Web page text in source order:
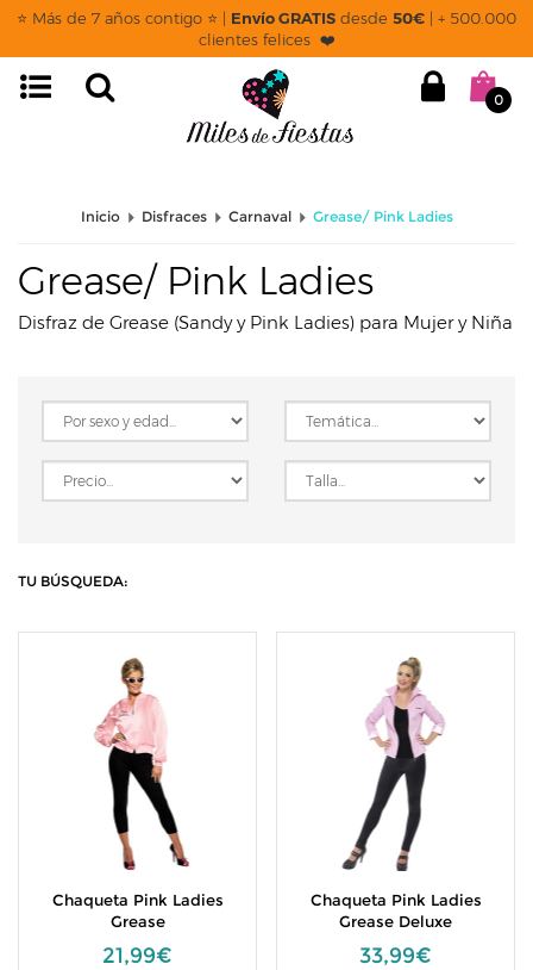
⭐ Más de 7 años contigo ⭐ | Envío GRATIS desde 50€ | + 500.000
clientes felices ❤️
0
page: listado
Inicio Disfraces Carnaval Grease/ Pink Ladies
Grease/ Pink Ladies
Disfraz de Grease (Sandy y Pink Ladies) para Mujer y Niña
TU BÚSQUEDA:
Chaqueta Pink Ladies
Grease
21,99€
Chaqueta Pink Ladies
Grease Deluxe
33,99€